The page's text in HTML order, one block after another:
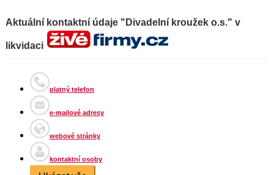
Aktuální kontaktní údaje "Divadelní kroužek o.s." v
likvidaci
platný telefon
e-mailové adresy
webové stránky
kontaktní osoby